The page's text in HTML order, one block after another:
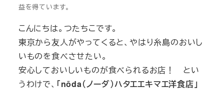
益を得ています。
こんにちは。つたちこです。
東京から友人がやってくると、やはり糸島のおいし
いものを食べさせたい。
安心しておいしいものが食べられるお店！ とい
うわけで、 「nōda（ノーダ）ハタエエキマエ洋食店」